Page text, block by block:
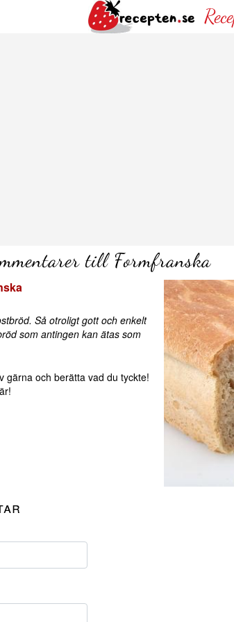
till Formfranska
Så otroligt gott och enkelt
som antingen kan ätas som
gärna och berätta vad du tyckte!